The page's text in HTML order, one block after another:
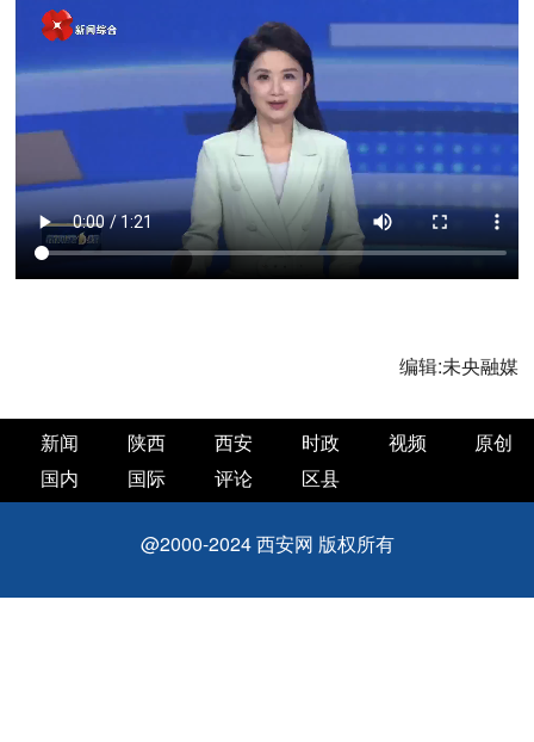
编辑:未央融媒
新闻 陕西 西安 时政 视频
原创
国内
国际 评论 区县
@2000-2024 西安网 版权所有